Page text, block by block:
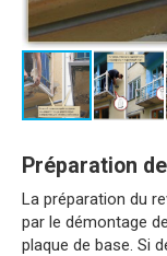
Préparation
La préparation du
par le démontage
plaque de base. Si